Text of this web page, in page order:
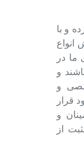
کرده و با
انواع
ما در
و
و
قرار
و
از